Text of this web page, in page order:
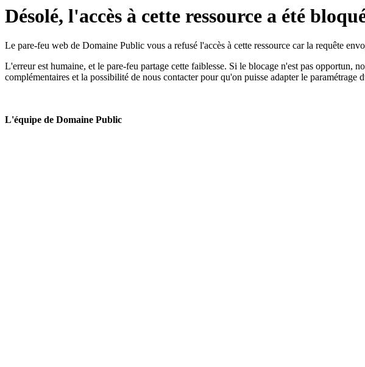
Désolé, l'accès à cette ressource a été
Le pare-feu web de Domaine Public vous a refusé l'accès à cette ressource car la requête
L'erreur est humaine, et le pare-feu partage cette faiblesse. Si le blocage n'est pas opportun,
complémentaires et la possibilité de nous contacter pour qu'on puisse adapter le paramétrage
L'équipe de Domaine Public